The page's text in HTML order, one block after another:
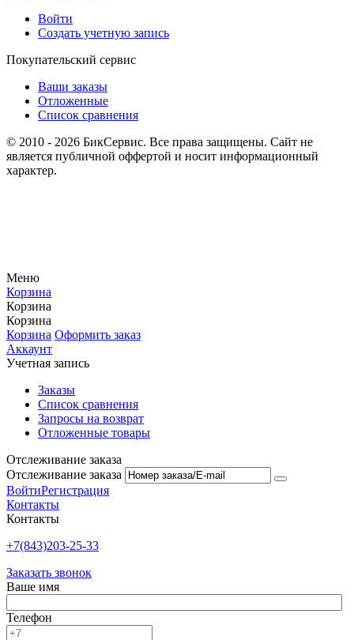
Войти
Создать учетную запись
Покупательский сервис
Ваши заказы
Отложенные
Список сравнения
© 2010 - 2026 БикСервис. Все права защищены. Сайт не
является публичной оффертой и носит информационный
характер.
Меню
Корзина
Корзина
Корзина
Корзина Оформить заказ
Аккаунт
Учетная запись
Заказы
Список сравнения
Запросы на возврат
Отложенные товары
Отслеживание заказа
Отслеживание заказа
ВойтиРегистрация
Контакты
Контакты
+7(843)203-25-33
Заказать звонок
Ваше имя
Телефон